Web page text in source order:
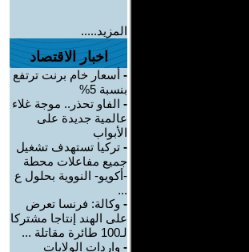
المزيد.....
اخبار الاقتصاد
- أسعار خام برنت ترتفع
بنسبة 5%
- الفاو تحذر.. موجة غلاء
عالمية جديدة على
الأبواب
- تركيا تستهدف تشغيل
جميع مفاعلات محطة
-أكويو- النووية بحلول ع
...
- وكالة: فرنسا تعرض
على الهند إنتاجا مشتركا
لـ100 طائرة مقاتلة ...
- واردات الولايات